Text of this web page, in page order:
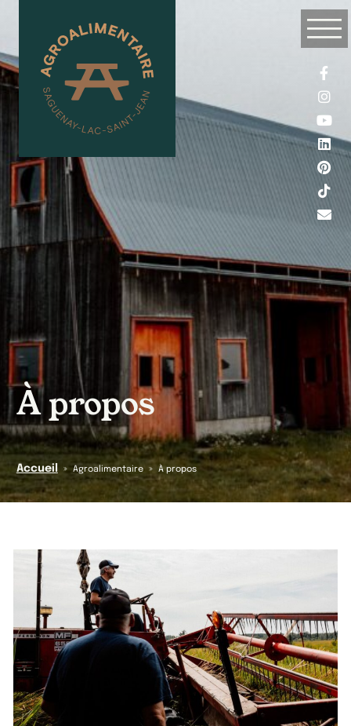
À propos
Accueil » Agroalimentaire » À propos